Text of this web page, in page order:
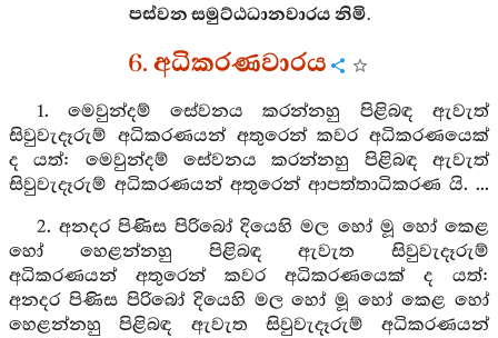
පස්වන සමුට්ඨධානවාරය නිමි.
6. අධිකරණවාරය
1. මෙවුන්දම් සේවනය කරන්නහු පිළිබඳ ඇවැත්
සිවුවැදෑරුම් අධිකරණයන් අතුරෙන් කවර අධිකරණයෙක්
ද යත්: මෙවුන්දම් සේවනය කරන්නහු පිළිබඳ ඇවැත්
සිවුවැදෑරුම් අධිකරණයන් අතුරෙන් ආපත්තාධිකරණ යි. ...
2. අනදර පිණිස පිරිබෝ දියෙහි මල හෝ මූ හෝ කෙළ
හෝ හෙළන්නහු පිළිබඳ ඇවැත සිවුවැදෑරුම්
අධිකරණයන් අතුරෙන් කවර අධිකරණයෙක් ද යත්:
අනදර පිණිස පිරිබෝ දියෙහි මල හෝ මූ හෝ කෙළ හෝ
හෙළන්නහු පිළිබඳ ඇවැත සිවුවැදෑරුම් අධිකරණයන්